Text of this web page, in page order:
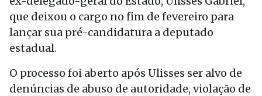
que deixou o cargo no fim de fevereiro para
lançar sua pré-candidatura a deputado
estadual.
O processo foi aberto após Ulisses ser alvo de
denúncias de abuso de autoridade, violação de